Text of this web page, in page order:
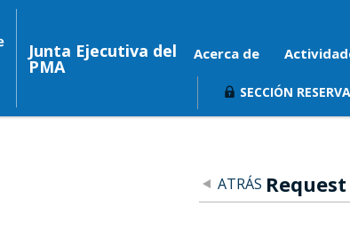
Junta Ejecutiva del
PMA
Acerca de
SECCIÓN
ATRÁS